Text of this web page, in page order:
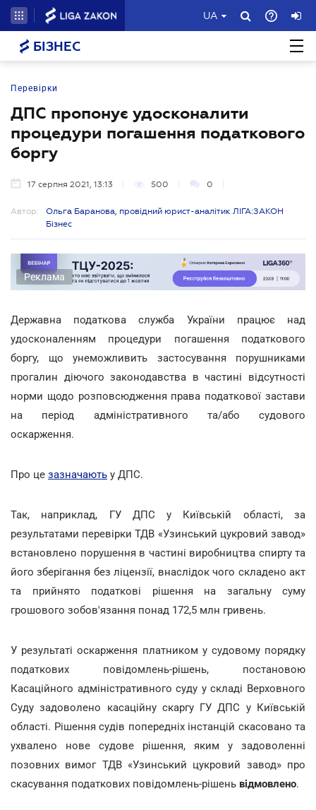
UA
БІЗНЕС
Перевірки
ДПС пропонує удосконалити
процедури погашення податкового
боргу
17 серпня 2021, 13:13 500 0
Автор:
Ольга Баранова, провідний юрист-аналітик ЛІГА:ЗАКОН
Бізнес
Реклама
Державна податкова служба України працює над
удосконаленням процедури погашення податкового
боргу, що унеможливить застосування порушниками
прогалин діючого законодавства в частині відсутності
норми щодо розповсюдження права податкової застави
на період адміністративного та/або судового
оскарження.
Про це зазначають у ДПС.
Так, наприклад, ГУ ДПС у Київській області, за
результатами перевірки ТДВ «Узинський цукровий завод»
встановлено порушення в частині виробництва спирту та
його зберігання без ліцензії, внаслідок чого складено акт
та прийнято податкові рішення на загальну суму
грошового зобов'язання понад 172,5 млн гривень.
У результаті оскарження платником у судовому порядку
податкових повідомлень-рішень, постановою
Касаційного адміністративного суду у складі Верховного
Суду задоволено касаційну скаргу ГУ ДПС у Київській
області. Рішення судів попередніх інстанцій скасовано та
ухвалено нове судове рішення, яким у задоволенні
позовних вимог ТДВ «Узинський цукровий завод» про
скасування податкових повідомлень-рішень відмовлено.